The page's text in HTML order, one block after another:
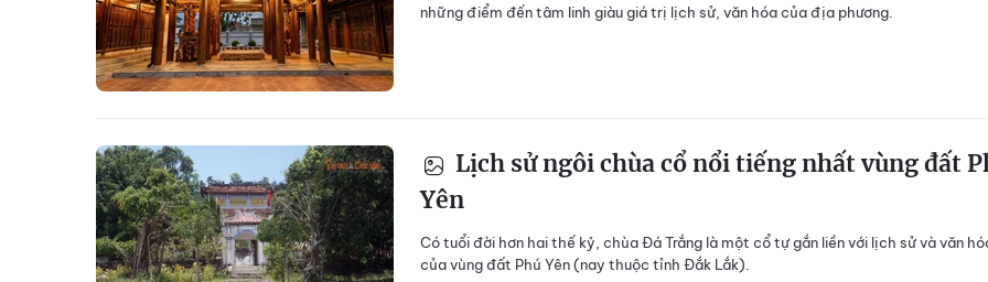
những điểm đến tâm linh giàu giá trị lịch sử, văn hóa của địa phương.
Lịch sử ngôi chùa cổ nổi tiếng nhất vùng đất
Yên
Có tuổi đời hơn hai thế kỷ, chùa Đá Trắng là một cổ tự gắn liền với lịch sử và văn
của vùng đất Phú Yên (nay thuộc tỉnh Đắk Lắk).